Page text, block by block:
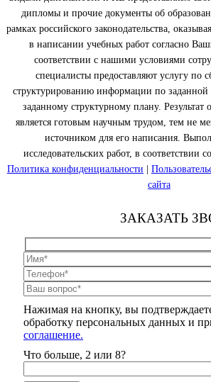
дипломы и прочие документы об
рамках российского законодательства,
в написании учебных работ согласно
соответствии с нашими условиями
специалисты предоставляют услугу по
структурированию информации по заданной
заданному структурному плану. Результат
является готовым научным трудом, тем не
источником для его написания.
исследовательских работ, в соответствии
Политика конфиденциальности
сайта
ЗАКАЗАТЬ
Нажимая на кнопку, вы
обработку персональных данных и
соглашение.
Что больше, 2 или 8?